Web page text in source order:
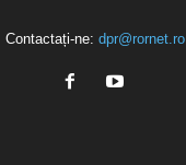
Contactați-ne: dpr@rornet.ro